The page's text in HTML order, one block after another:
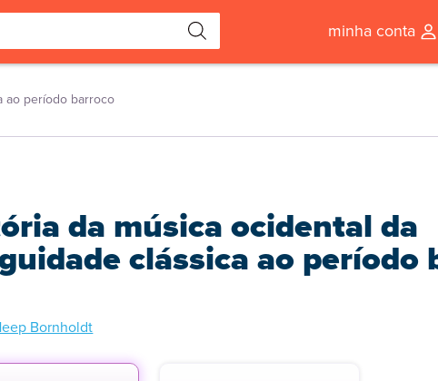
minha conta
ao período barroco
da música ocidental da
clássica ao período
Bornholdt